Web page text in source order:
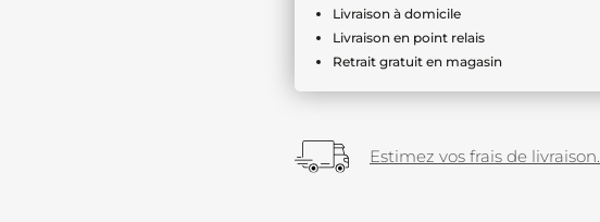
Livraison à domicile
Livraison en point relais
Retrait gratuit en magasin
Estimez vos frais de livraison.